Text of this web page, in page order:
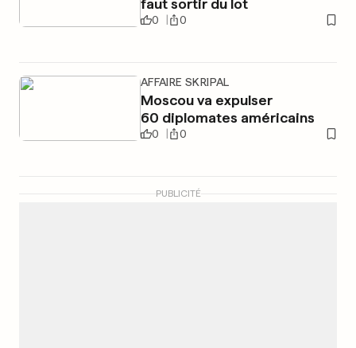
faut sortir du lot
0 0
AFFAIRE SKRIPAL
Moscou va expulser
60 diplomates américains
0 0
PUBLICITÉ